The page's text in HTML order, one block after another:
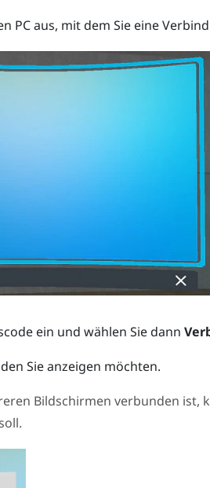
PC aus, mit dem Sie eine
ein und wählen Sie dann
Sie anzeigen möchten.
Bildschirmen verbunden ist,